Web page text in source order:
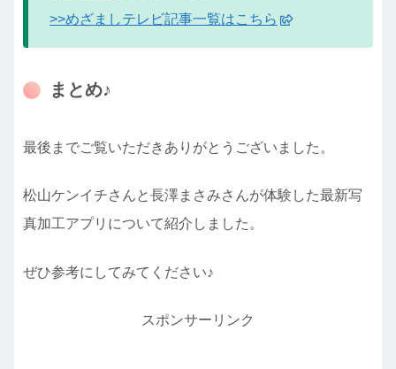
>>めざましテレビ記事一覧はこちら
まとめ♪
最後までご覧いただきありがとうございました。
松山ケンイチさんと長澤まさみさんが体験した最新写
真加工アプリについて紹介しました。
ぜひ参考にしてみてください♪
スポンサーリンク